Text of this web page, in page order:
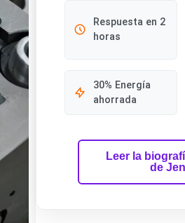
Respuesta en 2
horas
30% Energía
ahorrada
Leer la
de